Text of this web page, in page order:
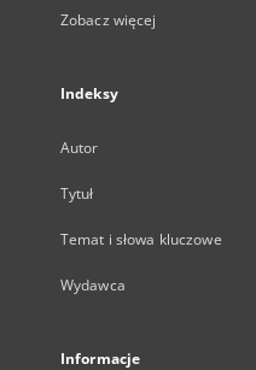
Zobacz więcej
Indeksy
Autor
Tytuł
Temat i słowa kluczowe
Wydawca
Informacje